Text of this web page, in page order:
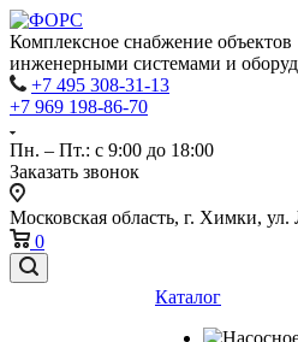
Комплексное снабжение объектов
инженерными системами и
+7 495 308-31-13
+7 969 198-86-70
Пн. – Пт.: с 9:00 до 18:00
Заказать звонок
Московская область, г. Химки, ул.
0
Каталог